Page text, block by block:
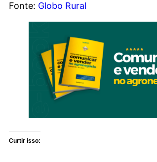
Fonte: Globo Rural
Curtir isso: